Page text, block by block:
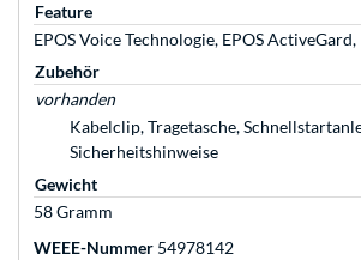
Feature
EPOS Voice Technologie, EPOS
Zubehör
vorhanden
Kabelclip, Tragetasche,
Sicherheitshinweise
Gewicht
58 Gramm
WEEE-Nummer 54978142